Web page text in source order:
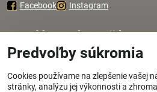
Facebook Instagram
Zavoláme Vám späť
Predvoľby súkromia
Cookies používame na zlepšenie vašej
stránky, analýzu jej výkonnosti a